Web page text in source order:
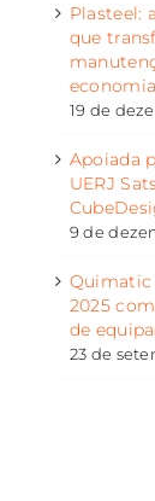
Plasteel:
que
19 de
Apoiada
UERJ
9 de
Quimatic
2025
de
23 de